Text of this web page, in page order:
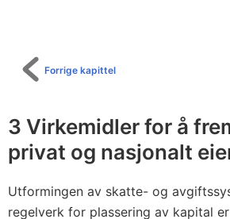
Forrige kapittel
3 Virkemidler for å
privat og nasjonalt
Utformingen av skatte- og
regelverk for plassering av kapital